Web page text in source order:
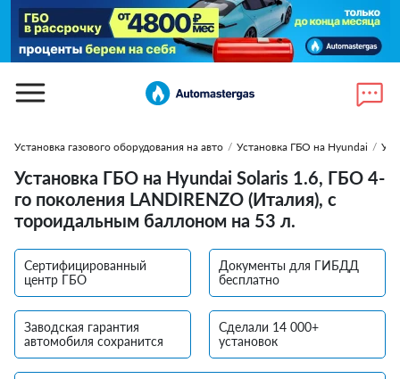
Установка газового оборудования на авто / Установка ГБО на Hyundai /
Установка ГБО на Hyundai Solaris 1.6, ГБО 4-
го поколения LANDIRENZO (Италия), с
тороидальным баллоном на 53 л.
Сертифицированный
центр ГБО
Документы для ГИБДД
бесплатно
Заводская гарантия
автомобиля сохранится
Сделали 14 000+
установок